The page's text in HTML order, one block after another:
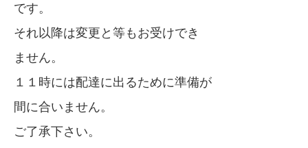
です。
それ以降は変更と等もお受けでき
ません。
１１時には配達に出るために準備が
間に合いません。
ご了承下さい。